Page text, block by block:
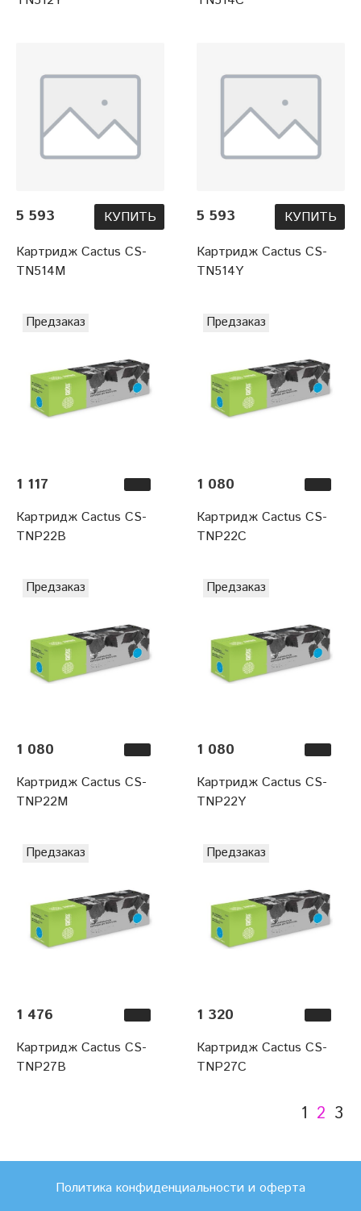
5 593
КУПИТЬ
Картридж Cactus CS-
TN514M
5 593
КУПИТЬ
Картридж Cactus CS-
TN514Y
Предзаказ
1 117
Картридж Cactus CS-
TNP22B
Предзаказ
1 080
Картридж Cactus CS-
TNP22C
Предзаказ
1 080
Картридж Cactus CS-
TNP22M
Предзаказ
1 080
Картридж Cactus CS-
TNP22Y
Предзаказ
1 476
Картридж Cactus CS-
TNP27B
Предзаказ
1 320
Картридж Cactus CS-
TNP27C
1 2 3
Политика конфиденциальности и оферта